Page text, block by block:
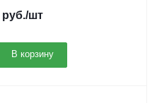
руб./шт
В корзину